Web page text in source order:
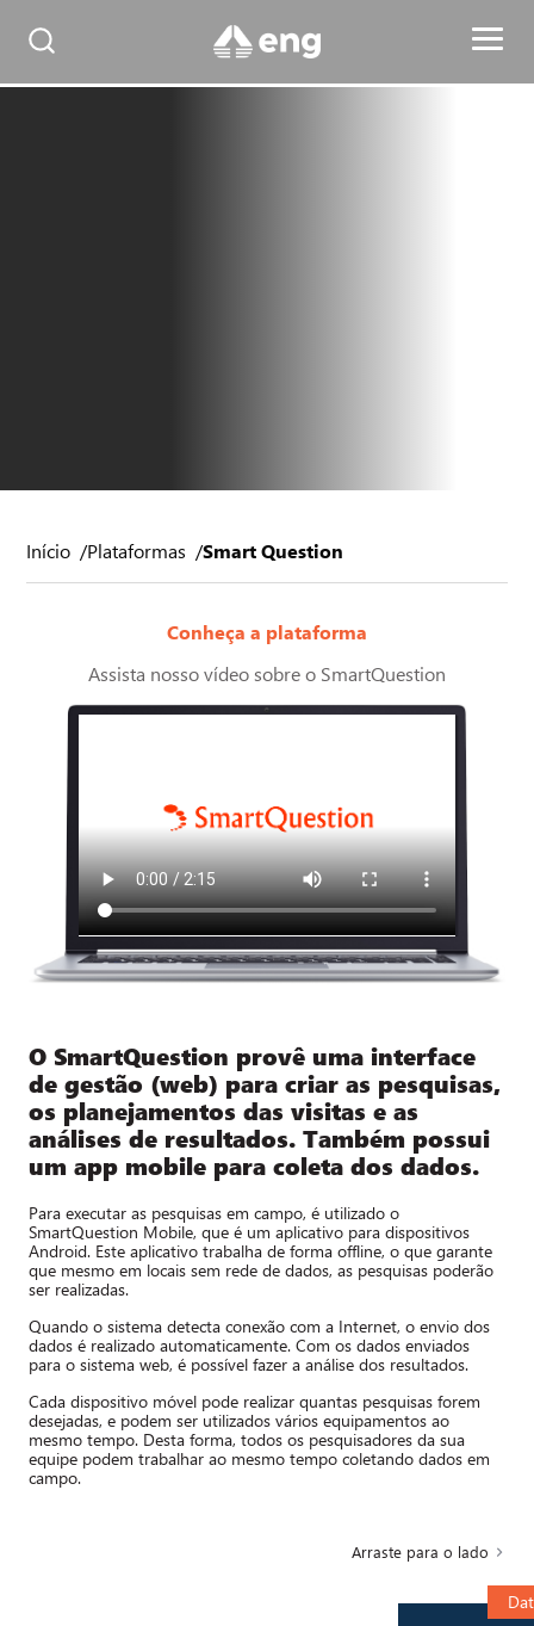
Início Plataformas Smart Question
Conheça a plataforma
Assista nosso vídeo sobre o SmartQuestion
O SmartQuestion provê uma interface
de gestão (web) para criar as pesquisas,
os planejamentos das visitas e as
análises de resultados. Também possui
um app mobile para coleta dos dados.
Para executar as pesquisas em campo, é utilizado o
SmartQuestion Mobile, que é um aplicativo para dispositivos
Android. Este aplicativo trabalha de forma offline, o que garante
que mesmo em locais sem rede de dados, as pesquisas poderão
ser realizadas.
Quando o sistema detecta conexão com a Internet, o envio dos
dados é realizado automaticamente. Com os dados enviados
para o sistema web, é possível fazer a análise dos resultados.
Cada dispositivo móvel pode realizar quantas pesquisas forem
desejadas, e podem ser utilizados vários equipamentos ao
mesmo tempo. Desta forma, todos os pesquisadores da sua
equipe podem trabalhar ao mesmo tempo coletando dados em
campo.
Arraste para o lado